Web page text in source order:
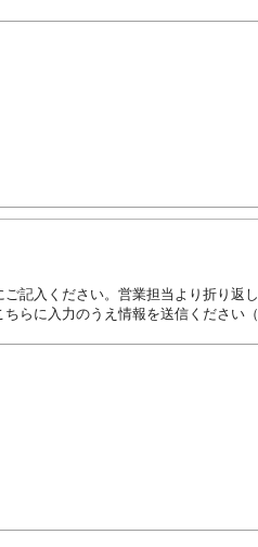
記入ください。営業担当より折り返
らに入力のうえ情報を送信ください